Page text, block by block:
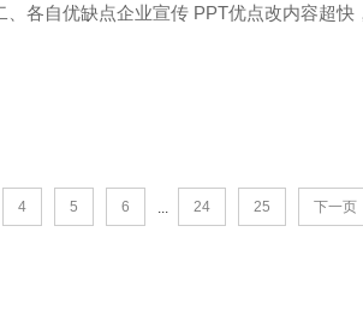
各自优缺点企业宣传 PPT优点改内容超
4 5 6 24 25 下一页